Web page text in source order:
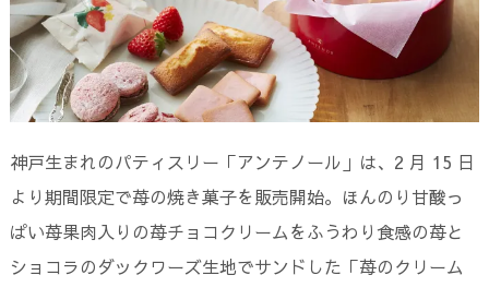
神戸生まれのパティスリー「アンテノール」は、2 月 15 日
より期間限定で苺の焼き菓子を販売開始。ほんのり甘酸っ
ぱい苺果肉入りの苺チョコクリームをふうわり食感の苺と
ショコラのダックワーズ生地でサンドした「苺のクリーム